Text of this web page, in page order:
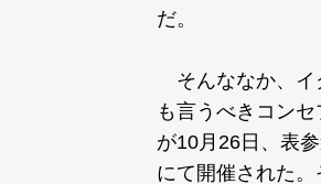
だ。
そんななか、イ
も言うべきコン
が10月26日、表
にて開催された